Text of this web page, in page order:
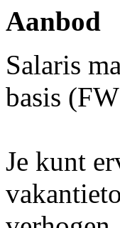
Aanbod
Salaris
basis
Je kunt